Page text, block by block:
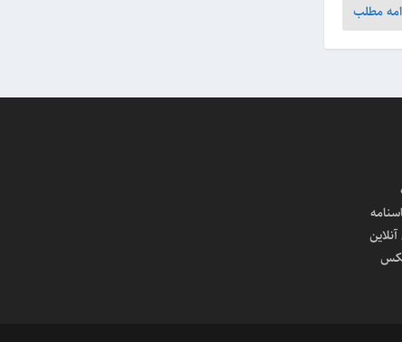
مطلب